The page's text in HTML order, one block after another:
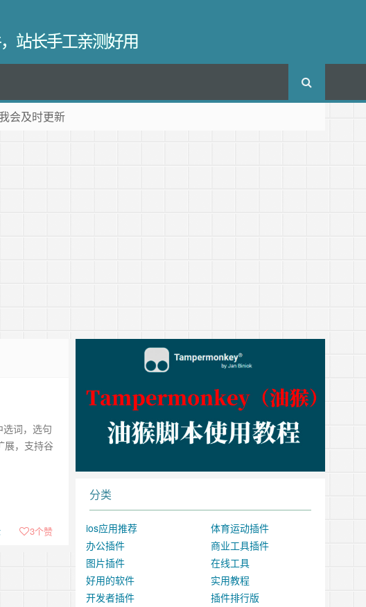
站长手工亲测好用
会及时更新
词，选句
展，支持谷
3个赞
分类
ios应用推荐
体育运动插件
办公插件
商业工具插件
图片插件
在线工具
好用的软件
实用教程
开发者插件
插件排行版